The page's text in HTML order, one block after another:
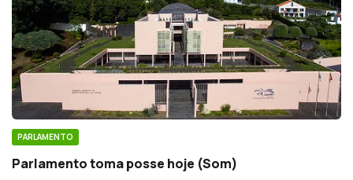
PARLAMENTO
Parlamento toma posse hoje (Som)